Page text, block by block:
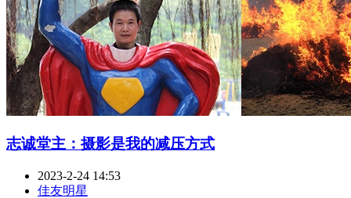
志诚堂主：摄影是我的减压方式
2023-2-24 14:53
佳友明星